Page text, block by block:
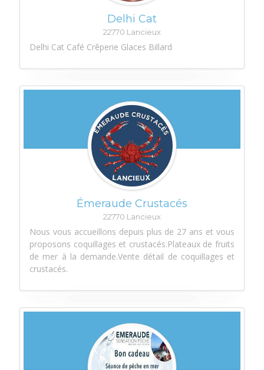
Delhi Cat
22770 Lancieux
Delhi Cat Café Crêperie Glaces Billard
Émeraude Crustacés
22770 Lancieux
Nous vous accueillons depuis plus de 27 ans et vous
proposons coquillages et crustacés.Plateaux de fruits
de mer à la demande.Vente détail de coquillages et
crustacés.